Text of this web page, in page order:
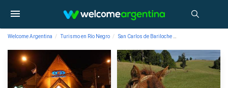
Welcome Argentina Turismo en Río Negro San Carlos de Bariloche